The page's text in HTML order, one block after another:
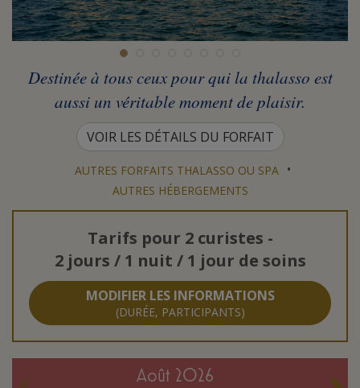
Destinée à tous ceux pour qui la thalasso est
aussi un véritable moment de plaisir.
VOIR LES DÉTAILS DU FORFAIT
AUTRES FORFAITS THALASSO OU SPA •
AUTRES HÉBERGEMENTS
Tarifs pour 2 curistes -
2 jours / 1 nuit / 1 jour de soins
MODIFIER LES INFORMATIONS
(DURÉE, PARTICIPANTS)
août 2026